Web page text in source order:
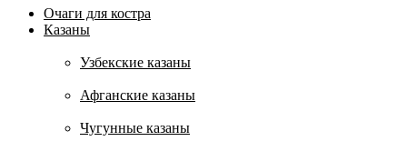
Очаги для костра
Казаны
Узбекские казаны
Афганские казаны
Чугунные казаны